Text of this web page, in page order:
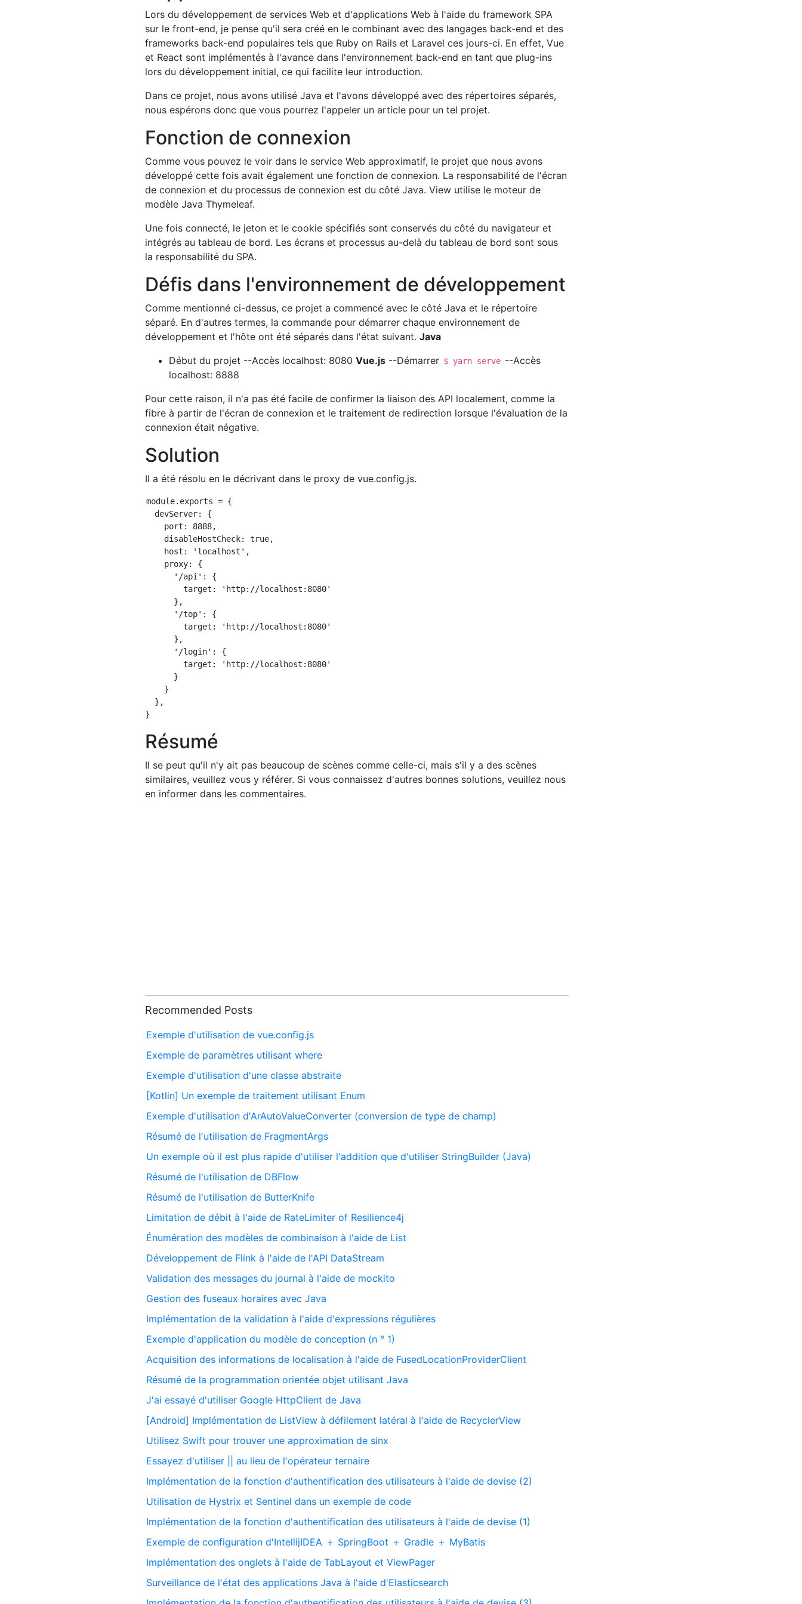
Lors du développement de services Web et d'applications Web à l'aide du framework SPA
sur le front-end, je pense qu'il sera créé en le combinant avec des langages back-end et des
frameworks back-end populaires tels que Ruby on Rails et Laravel ces jours-ci. En effet, Vue
et React sont implémentés à l'avance dans l'environnement back-end en tant que plug-ins
lors du développement initial, ce qui facilite leur introduction.
Dans ce projet, nous avons utilisé Java et l'avons développé avec des répertoires séparés,
nous espérons donc que vous pourrez l'appeler un article pour un tel projet.
Fonction de connexion
Comme vous pouvez le voir dans le service Web approximatif, le projet que nous avons
développé cette fois avait également une fonction de connexion. La responsabilité de l'écran
de connexion et du processus de connexion est du côté Java. View utilise le moteur de
modèle Java Thymeleaf.
Une fois connecté, le jeton et le cookie spécifiés sont conservés du côté du navigateur et
intégrés au tableau de bord. Les écrans et processus au-delà du tableau de bord sont sous
la responsabilité du SPA.
Défis dans l'environnement de développement
Comme mentionné ci-dessus, ce projet a commencé avec le côté Java et le répertoire
séparé. En d'autres termes, la commande pour démarrer chaque environnement de
développement et l'hôte ont été séparés dans l'état suivant.Java
Début du projet --Accès localhost: 8080Vue.js --Démarrer $ yarn serve --Accès
localhost: 8888
Pour cette raison, il n'a pas été facile de confirmer la liaison des API localement, comme la
fibre à partir de l'écran de connexion et le traitement de redirection lorsque l'évaluation de la
connexion était négative.
Solution
Il a été résolu en le décrivant dans le proxy de vue.config.js.
module.exports = {
  devServer: {
    port: 8888,
    disableHostCheck: true,
    host: 'localhost',
    proxy: {
      '/api': {
        target: 'http://localhost:8080'
      },
      '/top': {
        target: 'http://localhost:8080'
      },
      '/login': {
        target: 'http://localhost:8080'
      }
    }
  },
Résumé
Il se peut qu'il n'y ait pas beaucoup de scènes comme celle-ci, mais s'il y a des scènes
similaires, veuillez vous y référer. Si vous connaissez d'autres bonnes solutions, veuillez nous
en informer dans les commentaires.
Recommended Posts
Exemple d'utilisation de vue.config.js
Exemple de paramètres utilisant where
Exemple d'utilisation d'une classe abstraite
[Kotlin] Un exemple de traitement utilisant Enum
Exemple d'utilisation d'ArAutoValueConverter (conversion de type de champ)
Résumé de l'utilisation de FragmentArgs
Un exemple où il est plus rapide d'utiliser l'addition que d'utiliser StringBuilder (Java)
Résumé de l'utilisation de DBFlow
Résumé de l'utilisation de ButterKnife
Limitation de débit à l'aide de RateLimiter of Resilience4j
Énumération des modèles de combinaison à l'aide de List
Développement de Flink à l'aide de l'API DataStream
Validation des messages du journal à l'aide de mockito
Gestion des fuseaux horaires avec Java
Implémentation de la validation à l'aide d'expressions régulières
Exemple d'application du modèle de conception (n ° 1)
Acquisition des informations de localisation à l'aide de FusedLocationProviderClient
Résumé de la programmation orientée objet utilisant Java
J'ai essayé d'utiliser Google HttpClient de Java
[Android] Implémentation de ListView à défilement latéral à l'aide de RecyclerView
Utilisez Swift pour trouver une approximation de sinx
Essayez d'utiliser || au lieu de l'opérateur ternaire
Implémentation de la fonction d'authentification des utilisateurs à l'aide de devise (2)
Utilisation de Hystrix et Sentinel dans un exemple de code
Implémentation de la fonction d'authentification des utilisateurs à l'aide de devise (1)
Exemple de configuration d'IntellijIDEA ＋ SpringBoot ＋ Gradle ＋ MyBatis
Implémentation des onglets à l'aide de TabLayout et ViewPager
Surveillance de l'état des applications Java à l'aide d'Elasticsearch